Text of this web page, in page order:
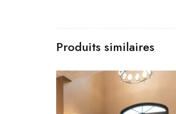
Produits similaires